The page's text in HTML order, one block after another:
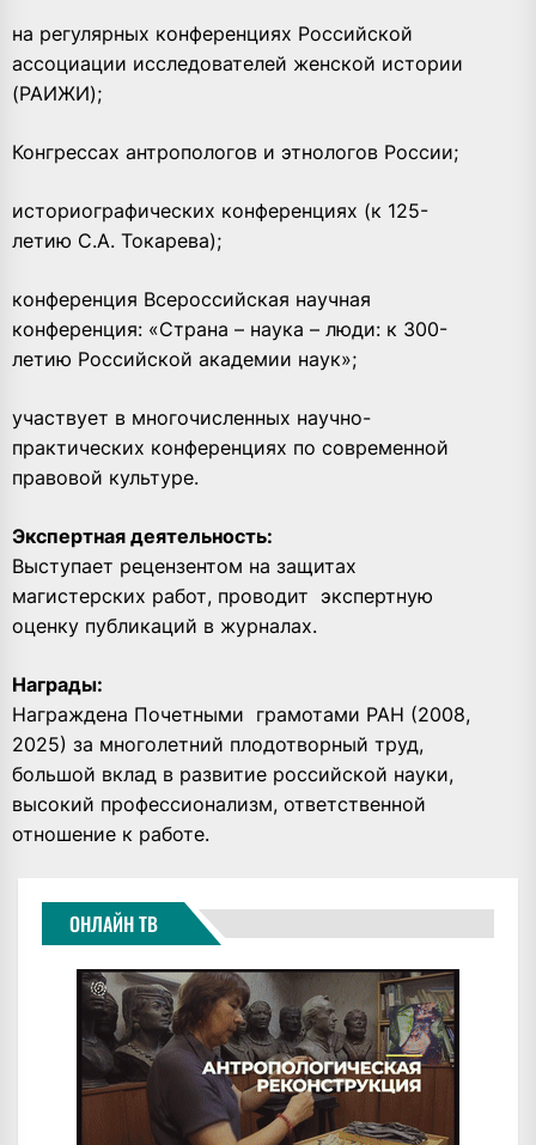
на регулярных конференциях Российской
ассоциации исследователей женской истории
(РАИЖИ);
Конгрессах антропологов и этнологов России;
историографических конференциях (к 125-
летию С.А. Токарева);
конференция Всероссийская научная
конференция: «Страна – наука – люди: к 300-
летию Российской академии наук»;
участвует в многочисленных научно-
практических конференциях по современной
правовой культуре.
Экспертная деятельность:
Выступает рецензентом на защитах
магистерских работ, проводит экспертную
оценку публикаций в журналах.
Награды:
Награждена Почетными грамотами РАН (2008,
2025) за многолетний плодотворный труд,
большой вклад в развитие российской науки,
высокий профессионализм, ответственной
отношение к работе.
ОНЛАЙН ТВ